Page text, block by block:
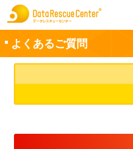
よくあるご質問
お申込方法
初めてのお客さまへ